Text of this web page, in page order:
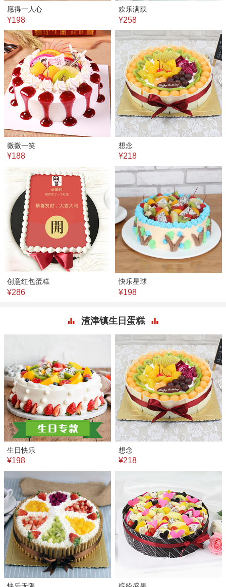
愿得一人心
¥198
欢乐满载
¥258
微微一笑
¥188
想念
¥218
创意红包蛋糕
¥286
快乐星球
¥198
渣津镇生日蛋糕
生日快乐
¥198
想念
¥218